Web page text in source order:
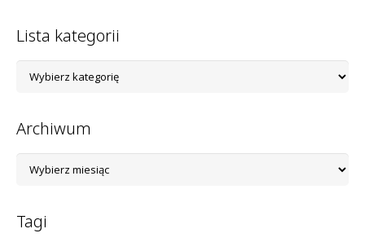
Lista kategorii
kategorii
Archiwum
Tagi